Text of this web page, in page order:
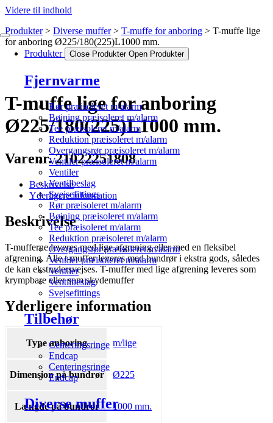
Videre til indhold
Produkter Close Produkter Open Produkter
Fjernvarme
Rør præisoleret m/alarm
Bøjning præisoleret m/alarm
Tee præisoleret m/alarm
Reduktion præisoleret m/alarm
Overgangsrør præisoleret m/alarm
Ventiler præisoleret m/alarm
Ventiler
Ventilbeslag
Svejsefittings
Rør præisoleret m/alarm
Bøjning præisoleret m/alarm
Tee præisoleret m/alarm
Reduktion præisoleret m/alarm
Overgangsrør præisoleret m/alarm
Ventiler præisoleret m/alarm
Ventiler
Ventilbeslag
Svejsefittings
Tilbehør
Centeringsringe
Endcap
Centeringsringe
Endcap
Diverse muffer
Produkter Diverse muffer T-muffe for anboring
T-muffe lige
for anboring Ø225/180(225)L1000 mm.
T-muffe lige for anboring
Ø225/180(225)L1000 mm.
Varenr. 21022251808
Beskrivelse
Yderligere information
Beskrivelse
T-mufferne leveres med lige afgrening eller med en fleksibel
afgrening. Alle t-muffer leveres med bundrør i ekstra gods, således
de kan ekstrudersvejses. T-muffer med lige afgrening leveres som
krympbare eller som skydemuffer
Yderligere information
Type anboring m/lige
Dimension på bundrør Ø225
Længde på bundrør 1000 mm.